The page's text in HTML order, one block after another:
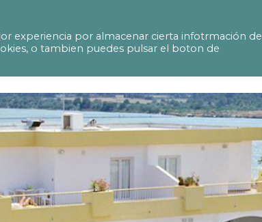
experiencia por almacenar cierta infotrmación de
o tambien puedes pulsar el boton de